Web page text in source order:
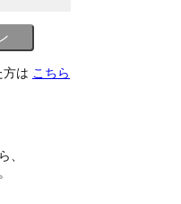
方は こちら
、